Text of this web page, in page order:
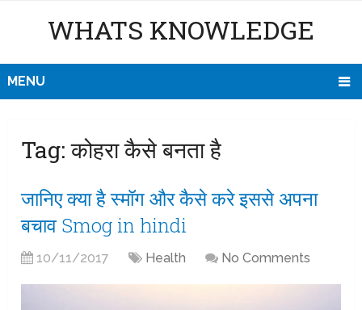
WHATS KNOWLEDGE
MENU
Tag:कोहरा कैसे बनता है
जानिए क्या है स्मॉग और कैसे करे इससे अपना
बचाव Smog in hindi
10/11/2017 Health No Comments